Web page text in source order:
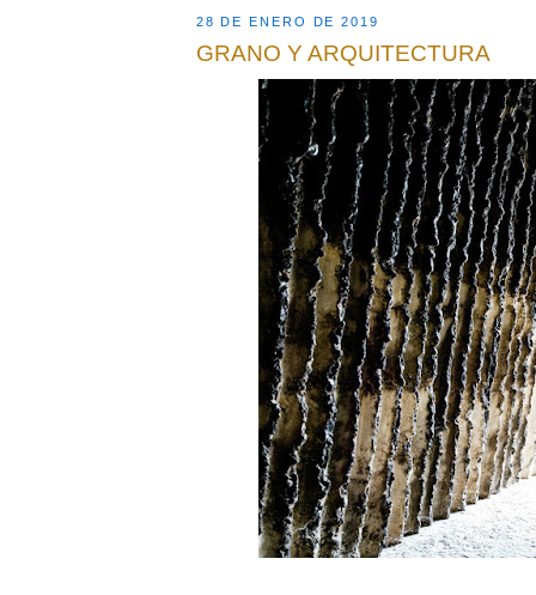
28 DE ENERO DE 2019
GRANO Y ARQUITECTURA